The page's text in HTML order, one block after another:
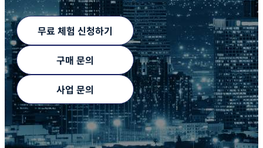
무료 체험 신청하기
구매 문의
사업 문의